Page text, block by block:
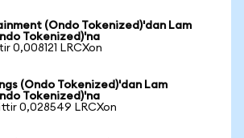
(Ondo Tokenized)'dan Lam
Tokenized)'na
0,008121 LRCXon
(Ondo Tokenized)'dan Lam
Tokenized)'na
0,028549 LRCXon